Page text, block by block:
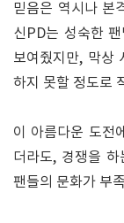
믿음은 역시나 본
신PD는 성숙한
보여줬지만, 막상
하지 못할 정도로
이 아름다운 도전
더라도, 경쟁을
팬들의 문화가 부